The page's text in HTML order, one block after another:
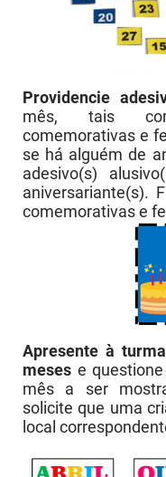
Providencie
mês, tais
comemorativas e
se há alguém de
adesivo(s)
aniversariante(s).
comemorativas e
Apresente à
meses e
mês a ser
solicite que uma
local